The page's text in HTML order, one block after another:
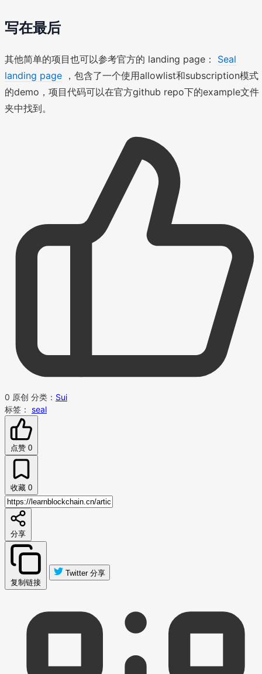
写在最后
其他简单的项目也可以参考官方的 landing page： Seal
landing page ，包含了一个使用allowlist和subscription模式
的demo，项目代码可以在官方github repo下的example文件
夹中找到。
0 原创 分类： Sui
标签： seal
点赞 0
收藏 0
分享
复制链接
Twitter 分享